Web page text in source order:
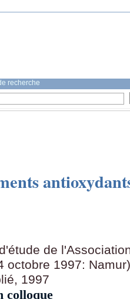
recherche
de
octobre 1997: Namur)
1997
colloque